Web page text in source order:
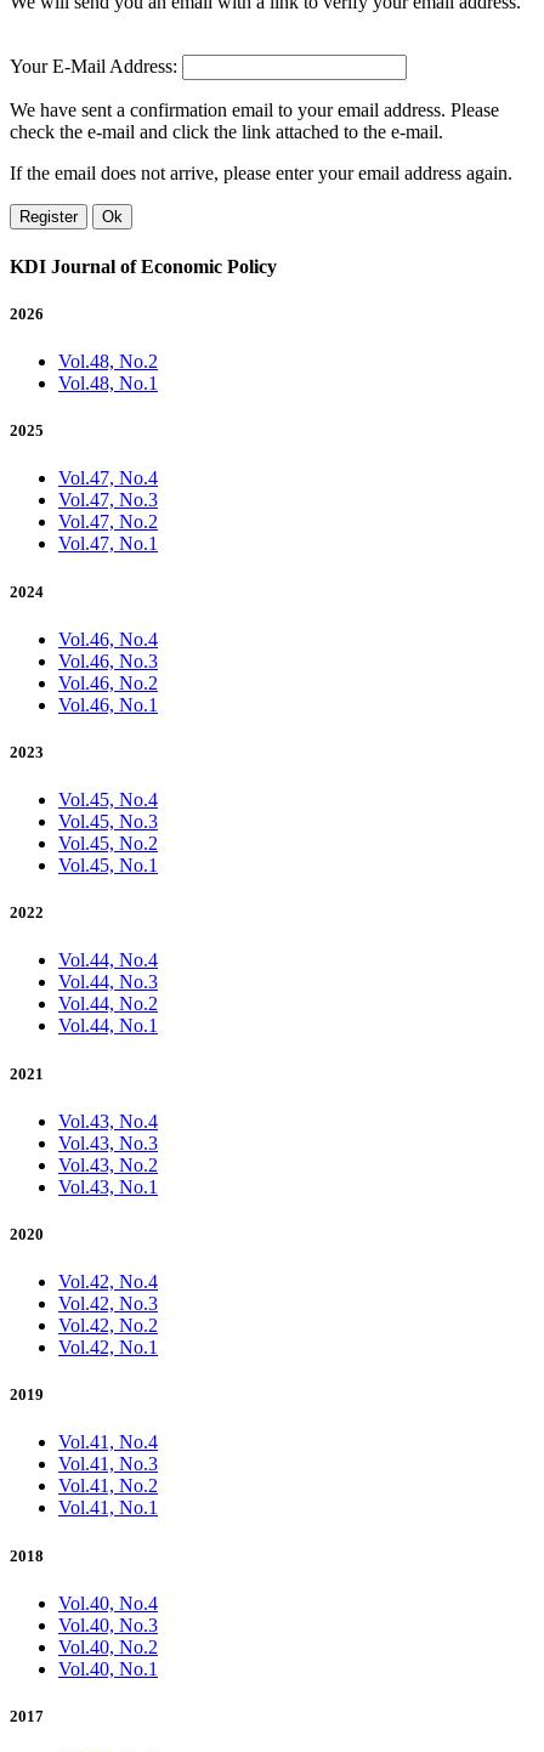
Your E-Mail Address:
We have sent a confirmation email to your email address. Please
check the e-mail and click the link attached to the e-mail.
If the email does not arrive, please enter your email address again.
Register Ok
KDI Journal of Economic Policy
2026
Vol.48, No.2
Vol.48, No.1
2025
Vol.47, No.4
Vol.47, No.3
Vol.47, No.2
Vol.47, No.1
2024
Vol.46, No.4
Vol.46, No.3
Vol.46, No.2
Vol.46, No.1
2023
Vol.45, No.4
Vol.45, No.3
Vol.45, No.2
Vol.45, No.1
2022
Vol.44, No.4
Vol.44, No.3
Vol.44, No.2
Vol.44, No.1
2021
Vol.43, No.4
Vol.43, No.3
Vol.43, No.2
Vol.43, No.1
2020
Vol.42, No.4
Vol.42, No.3
Vol.42, No.2
Vol.42, No.1
2019
Vol.41, No.4
Vol.41, No.3
Vol.41, No.2
Vol.41, No.1
2018
Vol.40, No.4
Vol.40, No.3
Vol.40, No.2
Vol.40, No.1
2017